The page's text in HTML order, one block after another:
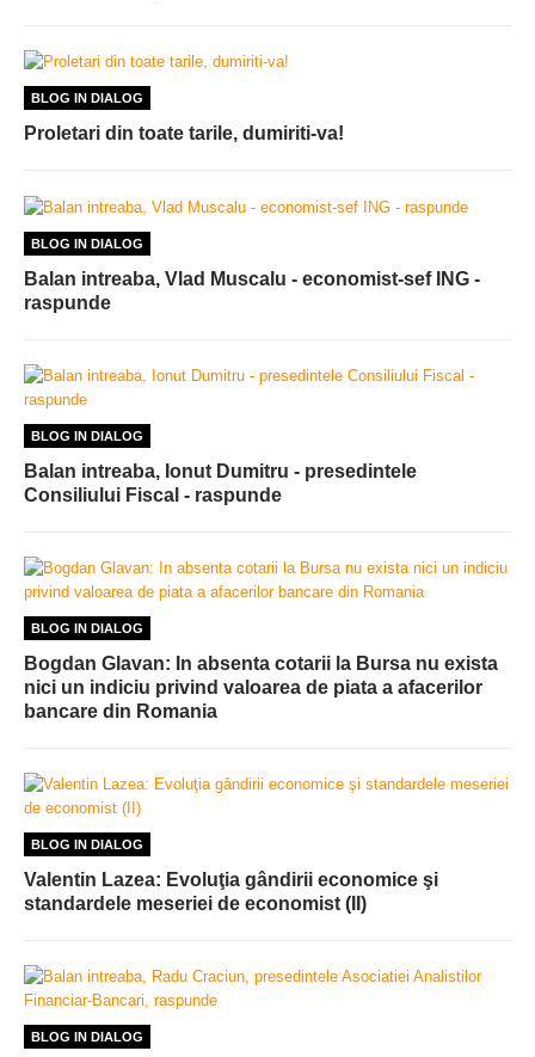
BLOG IN DIALOG
Proletari din toate tarile, dumiriti-va!
BLOG IN DIALOG
Balan intreaba, Vlad Muscalu - economist-sef ING -
raspunde
BLOG IN DIALOG
Balan intreaba, Ionut Dumitru - presedintele
Consiliului Fiscal - raspunde
BLOG IN DIALOG
Bogdan Glavan: In absenta cotarii la Bursa nu exista
nici un indiciu privind valoarea de piata a afacerilor
bancare din Romania
BLOG IN DIALOG
Valentin Lazea: Evoluţia gândirii economice şi
standardele meseriei de economist (II)
BLOG IN DIALOG